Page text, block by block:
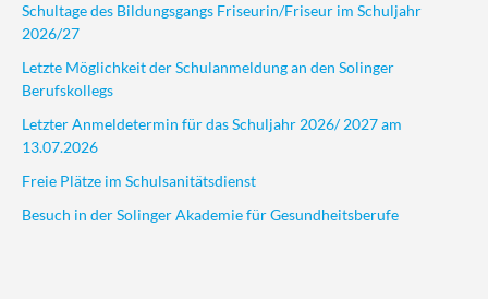
Schultage des Bildungsgangs Friseurin/Friseur im Schuljahr
2026/27
Letzte Möglichkeit der Schulanmeldung an den Solinger
Berufskollegs
Letzter Anmeldetermin für das Schuljahr 2026/ 2027 am
13.07.2026
Freie Plätze im Schulsanitätsdienst
Besuch in der Solinger Akademie für Gesundheitsberufe